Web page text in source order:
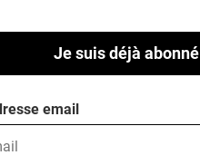
Je suis déjà abonné
email